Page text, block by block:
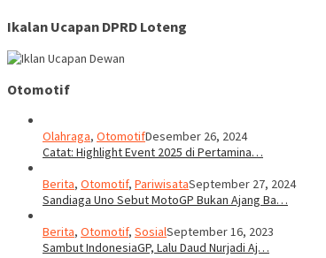
Ikalan Ucapan DPRD Loteng
Otomotif
Olahraga, OtomotifDesember 26, 2024
Catat: Highlight Event 2025 di Pertamina…
Berita, Otomotif, PariwisataSeptember 27, 2024
Sandiaga Uno Sebut MotoGP Bukan Ajang Ba…
Berita, Otomotif, SosialSeptember 16, 2023
Sambut IndonesiaGP, Lalu Daud Nurjadi Aj…